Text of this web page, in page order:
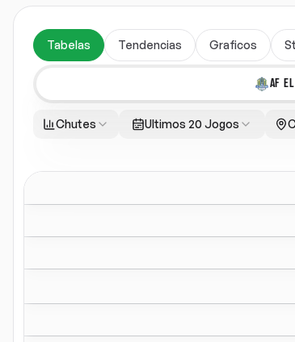
Tabelas Tendencias Graficos
AF
Chutes Ultimos 20 Jogos